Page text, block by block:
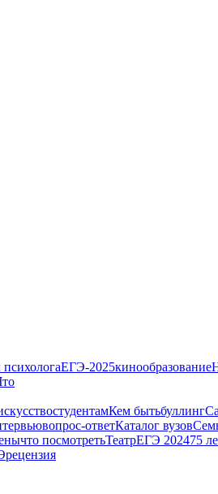
психологаЕГЭ-2025кинообразование
студентамКем бытьбуллинг
вопрос-ответКаталог вузов
что посмотретьТеатрЕГЭ 202475
рецензия